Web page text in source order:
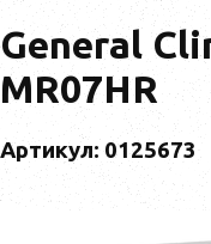
General
MR07HR
Артикул: 0125673